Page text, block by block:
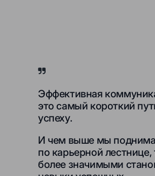
Эффективная
это самый короткий
успеху.
И чем выше мы
по карьерной лестнице,
более значимыми